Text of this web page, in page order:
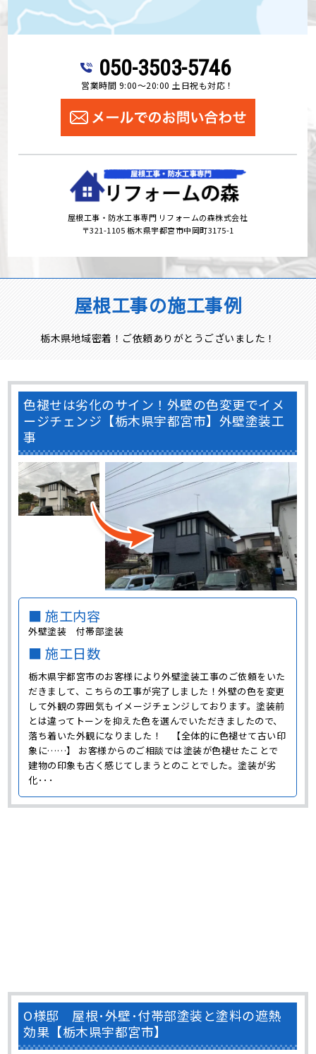
050-3503-5746
営業時間 9:00～20:00 土日祝も対応！
屋根工事・防水工事専門 リフォームの森株式会社
〒321-1105 栃木県宇都宮市中岡町3175-1
屋根工事の施工事例
栃木県地域密着！ご依頼ありがとうございました！
色褪せは劣化のサイン！外壁の色変更でイメ
ージチェンジ【栃木県宇都宮市】外壁塗装工
事
■ 施工内容
外壁塗装 付帯部塗装
■ 施工日数
栃木県宇都宮市のお客様により外壁塗装工事のご依頼をいた
だきまして、こちらの工事が完了しました！外壁の色を変更
して外観の雰囲気もイメージチェンジしております。塗装前
とは違ってトーンを抑えた色を選んでいただきましたので、
落ち着いた外観になりました！ 【全体的に色褪せて古い印
象に……】 お客様からのご相談では塗装が色褪せたことで
建物の印象も古く感じてしまうとのことでした。塗装が劣
化･･･
O様邸 屋根･外壁･付帯部塗装と塗料の遮熱
効果【栃木県宇都宮市】